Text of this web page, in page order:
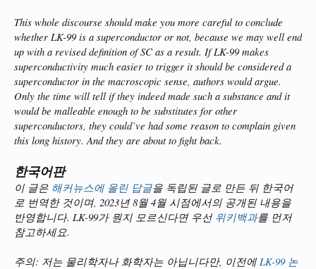
This whole discourse should make you more careful to conclude
whether LK-99 is a superconductor or not, because we may well end
up with a revised definition of SC as a result. If LK-99 makes
superconductivity much easier to trigger it should be considered a
superconductor in the macroscopic sense, authors would argue.
Only the time will tell if they indeed made such a substance and it
would be malleable enough to be substitutes for other
superconductors, they could’ve had some reason to complain given
this long history. And they are about to fight back.
한국어판
이 글은 해커뉴스에 올린 답글을 독립된 글로 만든 뒤 한국어
로 번역한 것이며, 2023년 8월 4월 시점에서의 공개된 내용을
반영합니다. LK-99가 뭔지 모르신다면 우선 위키백과를 먼저
참고하세요.
주의: 저는 물리학자나 화학자는 아닙니다만, 이전에 LK-99 논